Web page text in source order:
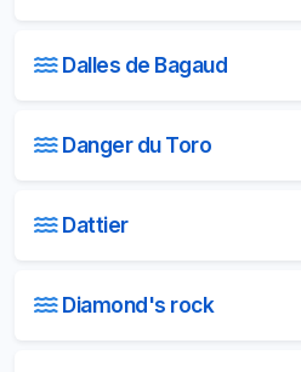
Dalles de Bagaud
Danger du Toro
Dattier
Diamond's rock